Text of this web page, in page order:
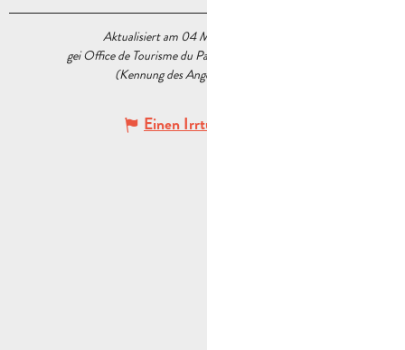
Aktualisiert am 04 Mai 2026 Um 15:03
gei Office de Tourisme du Pays d’Aubagne et de l’Étoile
(Kennung des Angebots :
Einen Irrtum angeben